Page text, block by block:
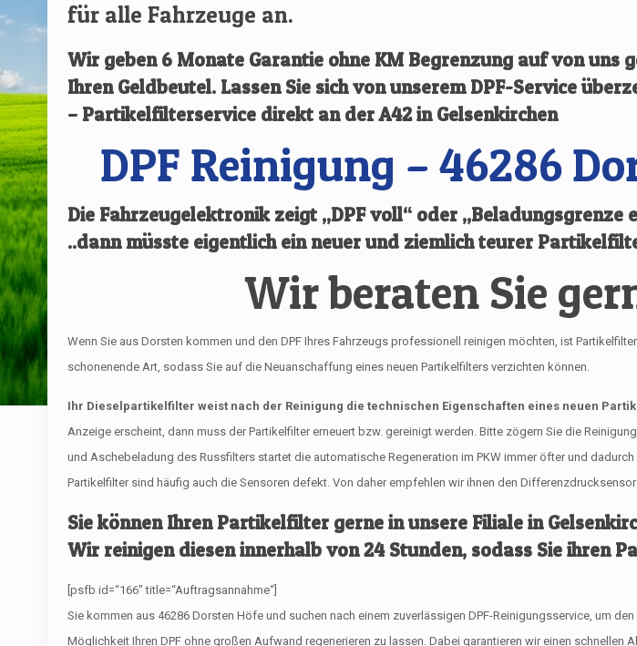
für alle Fahrzeuge an.
Wir geben 6 Monate Garantie ohne KM Begrenzung auf von uns
Ihren Geldbeutel. Lassen Sie sich von unserem DPF-Service
– Partikelfilterservice direkt an der A42 in Gelsenkirchen
DPF Reinigung – 46286
Die Fahrzeugelektronik zeigt „DPF voll“ oder „Beladungsgrenze
..dann müsste eigentlich ein neuer und ziemlich teurer
Wir beraten Sie
Wenn Sie aus Dorsten kommen und den DPF Ihres Fahrzeugs professionell reinigen möchten, ist
schonenende Art, sodass Sie auf die Neuanschaffung eines neuen Partikelfilters verzichten können.
Ihr Dieselpartikelfilter weist nach der Reinigung die technischen Eigenschaften eines neuen
Anzeige erscheint, dann muss der Partikelfilter erneuert bzw. gereinigt werden. Bitte zögern Sie die
und Aschebeladung des Russfilters startet die automatische Regeneration im PKW immer öfter und
Partikelfilter sind häufig auch die Sensoren defekt. Von daher empfehlen wir ihnen den
Sie können Ihren Partikelfilter gerne in unsere Filiale in
Wir reinigen diesen innerhalb von 24 Stunden, sodass Sie ihren
[psfb id=“166″ title=“Auftragsannahme“]
Sie kommen aus 46286 Dorsten Höfe und suchen nach einem zuverlässigen DPF-Reinigungsservice, um
Möglichkeit Ihren DPF ohne großen Aufwand regenerieren zu lassen. Dabei garantieren wir einen schnellen